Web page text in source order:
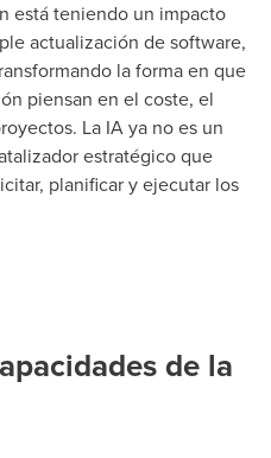
está teniendo un impacto
actualización de software,
la forma en que
piensan en el coste, el
La IA ya no es un
estratégico que
planificar y ejecutar los
de la